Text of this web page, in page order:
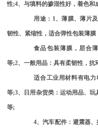
性;4、与填料的掺混性好，着色和
用途： 1、薄膜、薄片
韧性、紧缩性，适合弹性包装薄膜
食品包装薄膜，层合
等;2、一般用品：具有柔韧性，抗
适合工业用材料有电
等;3、日用杂货类：运动用品、玩
等;
4、汽车配件：避震器